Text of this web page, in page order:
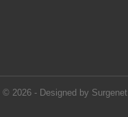
© 2026 - Designed by Surgenet